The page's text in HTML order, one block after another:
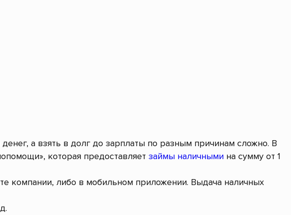
а взять в долг до зарплаты по разным причинам сложно. В
которая предоставляет займы наличными на сумму от 1
компании, либо в мобильном приложении. Выдача наличных